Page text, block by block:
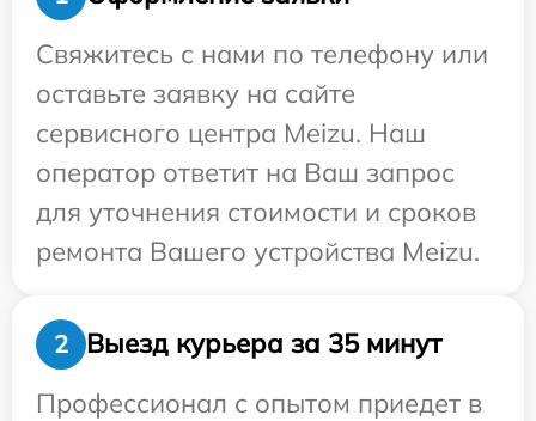
Свяжитесь с нами по телефону или
оставьте заявку на сайте
сервисного центра Meizu. Наш
оператор ответит на Ваш запрос
для уточнения стоимости и сроков
ремонта Вашего устройства Meizu.
2
Выезд курьера за 35 минут
Профессионал с опытом приедет в